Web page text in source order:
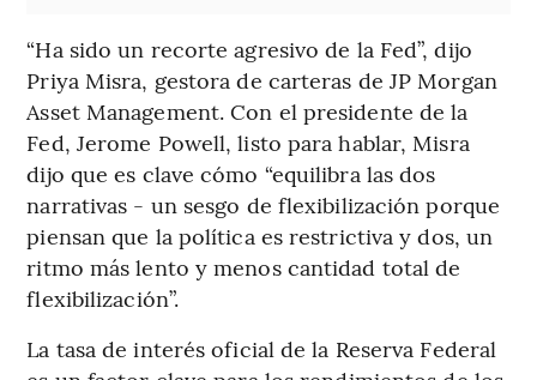
“Ha sido un recorte agresivo de la Fed”, dijo
Priya Misra, gestora de carteras de JP Morgan
Asset Management. Con el presidente de la
Fed, Jerome Powell, listo para hablar, Misra
dijo que es clave cómo “equilibra las dos
narrativas - un sesgo de flexibilización porque
piensan que la política es restrictiva y dos, un
ritmo más lento y menos cantidad total de
flexibilización”.
La tasa de interés oficial de la Reserva Federal